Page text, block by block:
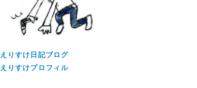
えりすけ日記ブログ
えりすけプロフィル